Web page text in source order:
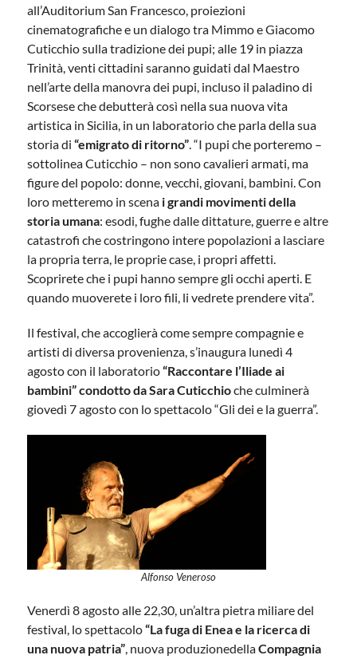
all’Auditorium San Francesco, proiezioni
cinematografiche e un dialogo tra Mimmo e Giacomo
Cuticchio sulla tradizione dei pupi; alle 19 in piazza
Trinità, venti cittadini saranno guidati dal Maestro
nell’arte della manovra dei pupi, incluso il paladino di
Scorsese che debutterà così nella sua nuova vita
artistica in Sicilia, in un laboratorio che parla della sua
storia di“emigrato di ritorno”. “I pupi che porteremo –
sottolinea Cuticchio – non sono cavalieri armati, ma
figure del popolo: donne, vecchi, giovani, bambini. Con
loro metteremo in scena i grandi movimenti della
storia umana: esodi, fughe dalle dittature, guerre e altre
catastrofi che costringono intere popolazioni a lasciare
la propria terra, le proprie case, i propri affetti.
Scoprirete che i pupi hanno sempre gli occhi aperti. E
quando muoverete i loro fili, li vedrete prendere vita”.
Il festival, che accoglierà come sempre compagnie e
artisti di diversa provenienza, s’inaugura lunedì 4
agosto con il laboratorio“Raccontare l’Iliade ai
bambini” condotto da Sara Cuticchioche culminerà
giovedì 7 agosto con lo spettacolo “Gli dei e la guerra”.
Alfonso Veneroso
Venerdì 8 agosto alle 22,30, un’altra pietra miliare del
festival, lo spettacolo“La fuga di Enea e la ricerca di
una nuova patria”, nuova produzionedellaCompagnia